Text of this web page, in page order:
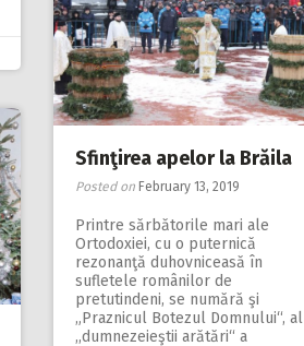
Sfinţirea apelor la Brăila
Posted on February 13, 2019
Printre sărbătorile mari ale
Ortodoxiei, cu o pu­ternică
rezonanţă du­hov­niceasă în
sufletele românilor de
pretutindeni, se numără şi
„Praznicul Botezul Domnului“, al
,,dumnezeieştii arătări“ a